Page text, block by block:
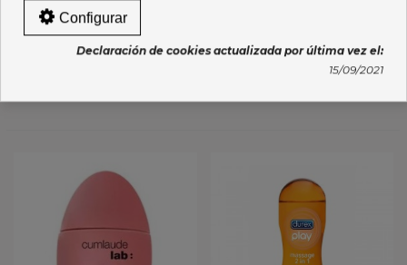
K-Y GEL LUBRICANTE
HIDROSOLUBLE INTIMO
75 ML
11,75 € 10,95 €
Configurar
Declaración de cookies actualizada por última vez el:
15/09/2021